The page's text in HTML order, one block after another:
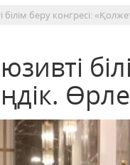
беру конгресі: